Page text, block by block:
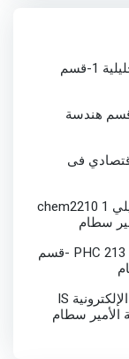
تجميعات اسئلة و اختبارات مادةكيمياء تحليلية 1-قسم
قسم هندسة
فى
تجميعات اسئلة اختبارات مادةكيمياء تحليلي 1 chem2210
سطام
تجميعات اختبارات مادةالكيمياء التحليلية PHC 213 -قسم
تجميعات اسئلة و اختبارات مادة الاعمال الإلكترونية IS